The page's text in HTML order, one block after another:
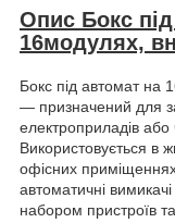
Опис Бокс
16модулях,
Бокс під автомат на
— призначений для
електроприладів або
Використовується в
офісних
автоматичні
набором пристроїв